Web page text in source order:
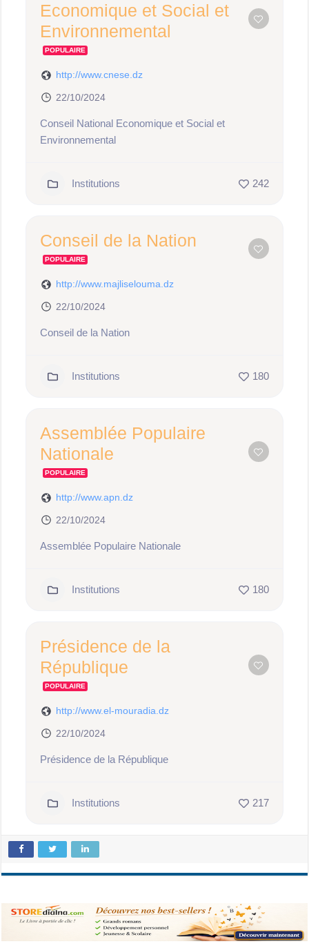
Economique et Social et
Environnemental
POPULAIRE
http://www.cnese.dz
22/10/2024
Conseil National Economique et Social et
Environnemental
Institutions 242
Conseil de la Nation
POPULAIRE
http://www.majliselouma.dz
22/10/2024
Conseil de la Nation
Institutions 180
Assemblée Populaire
Nationale
POPULAIRE
http://www.apn.dz
22/10/2024
Assemblée Populaire Nationale
Institutions 180
Présidence de la
République
POPULAIRE
http://www.el-mouradia.dz
22/10/2024
Présidence de la République
Institutions 217